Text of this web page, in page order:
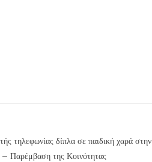
τηλεφωνίας δίπλα σε παιδική χαρά στην
– Παρέμβαση της Κοινότητας